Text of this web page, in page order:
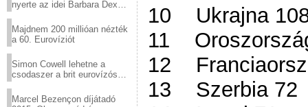
nyerte az idei Barbara Dex
Majdnem 200 millióan nézték
a 60. Eurovíziót
Simon Cowell lehetne a
csodaszer a brit eurovízós
Marcel Bezençon díjátadó
10 Ukrajna
11
12
13 Szerbia 72